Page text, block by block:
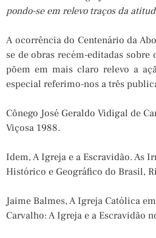
pondo-se em relevo traços da
A ocorrência do Centenário da
se de obras recém-editadas
põem em mais claro relevo a
especial referimo-nos a três
Cônego José Geraldo Vidigal de
Viçosa 1988.
Idem, A Igreja e a Escravidão. As
Histórico e Geográfico do Brasil,
Jaime Balmes, A Igreja Católica
Carvalho: A Igreja e a Escravidão